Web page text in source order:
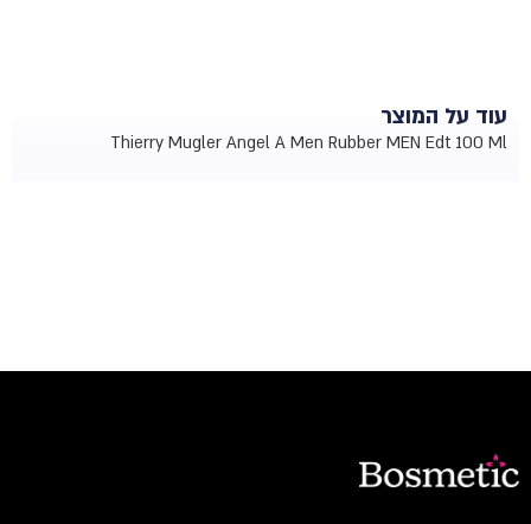
עוד על המוצר
Thierry Mugler Angel A Men Rubber MEN Edt 100 Ml